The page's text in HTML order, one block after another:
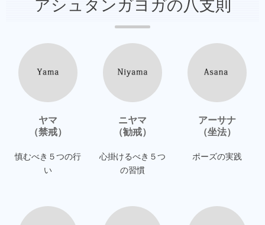
アシュタンガヨガの八支則
ヤマ
（禁戒）
慎むべき ５つの行
い
ニヤマ
（勧戒）
心掛けるべき ５つ
の習慣
アーサナ
（坐法）
ポーズの実践